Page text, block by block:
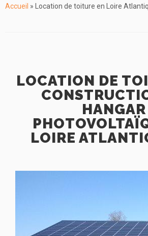
Accueil » Location de toiture en Loire
LOCATION DE
HANGAR
LOIRE